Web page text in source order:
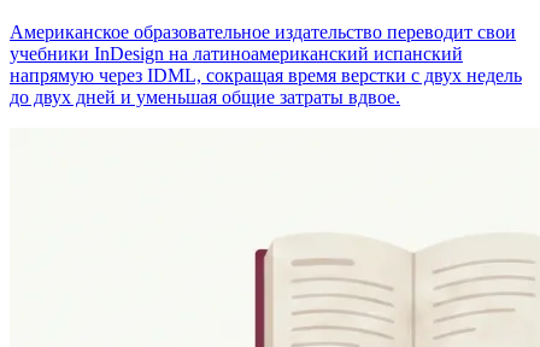
Американское образовательное издательство переводит свои
учебники InDesign на латиноамериканский испанский
напрямую через IDML, сокращая время верстки с двух недель
до двух дней и уменьшая общие затраты вдвое.